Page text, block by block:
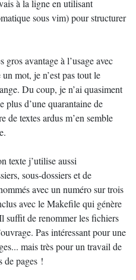
la nature de l’objet dont il
instrument de musique), et lui
accessoire à ce moment-là).
: faire ﬁgurer, comme
les noms d’instruments en
plutôt qu’en italique est un
suﬃt de ne modifier que la
que toutes les occurrences
reflètent ce changement. »
département d’enseignement,
outil,CPS, dont le but premier
pas de séparer fond et forme
qualités). Par contre, tous les
à la ligne en utilisant
sous vim) pour structurer
gros avantage à l’usage avec
mot, je n’est pas tout le
Du coup, je n’ai quasiment
plus d’une quarantaine de
de textes ardus m’en semble
texte j’utilise aussi
sous-dossiers et de
avec un numéro sur trois
avec le Makefile qui génère
suffit de renommer les fichiers
Pas intéressant pour une
mais très pour un travail de
de pages !